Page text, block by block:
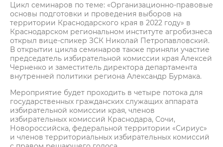
Цикл семинаров по теме: «Организационно-правовые
основы подготовки и проведения выборов на
территории Краснодарского края в 2022 году» в
Краснодарском региональном институте агробизнеса
открыл вице-спикер ЗСК Николай Петропавловский.
В открытии цикла семинаров также приняли участие
председатель избирательной комиссии края Алексей
Черненко и заместитель директора департамента
внутренней политики региона Александр Бурмака.
Мероприятие будет проходить в четыре потока для
государственных гражданских служащих аппарата
избирательной комиссии края, членов
избирательных комиссий Краснодара, Сочи,
Новороссийска, федеральной территории «Сириус»
и членов территориальных избирательных комиссий